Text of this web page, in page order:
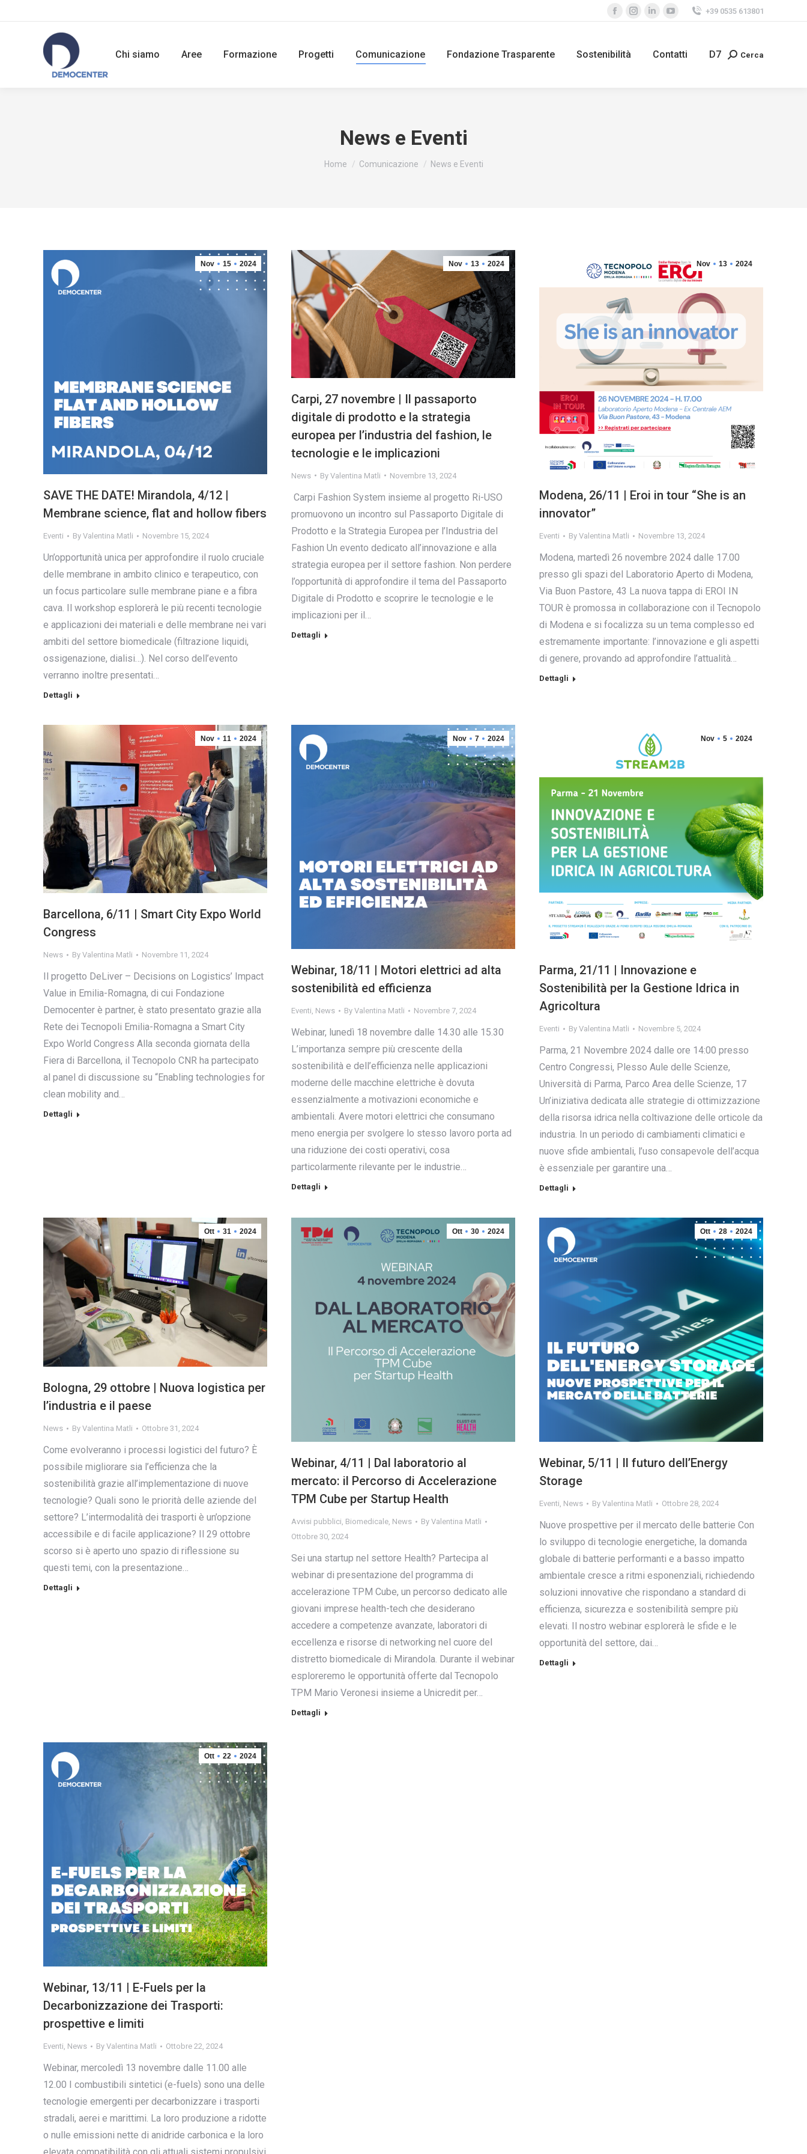
+39 0535 613801
Chi siamo Aree Formazione Progetti Comunicazione Fondazione Trasparente Sostenibilità Contatti D7 Cerca
News e Eventi
You are here:
Home Comunicazione News e Eventi
Nov 15 2024
SAVE THE DATE! Mirandola, 4/12 |
Membrane science, flat and hollow fibers
Eventi By Valentina Matli Novembre 15, 2024
Un’opportunità unica per approfondire il ruolo cruciale
delle membrane in ambito clinico e terapeutico, con
un focus particolare sulle membrane piane e a fibra
cava. Il workshop esplorerà le più recenti tecnologie
e applicazioni dei materiali e delle membrane nei vari
ambiti del settore biomedicale (filtrazione liquidi,
ossigenazione, dialisi…). Nel corso dell’evento
verranno inoltre presentati…
Dettagli
Nov 13 2024
Carpi, 27 novembre | Il passaporto
digitale di prodotto e la strategia
europea per l’industria del fashion, le
tecnologie e le implicazioni
News By Valentina Matli Novembre 13, 2024
Carpi Fashion System insieme al progetto Ri-USO
promuovono un incontro sul Passaporto Digitale di
Prodotto e la Strategia Europea per l’Industria del
Fashion Un evento dedicato all’innovazione e alla
strategia europea per il settore fashion. Non perdere
l’opportunità di approfondire il tema del Passaporto
Digitale di Prodotto e scoprire le tecnologie e le
implicazioni per il…
Dettagli
Nov 13 2024
Modena, 26/11 | Eroi in tour “She is an
innovator”
Eventi By Valentina Matli Novembre 13, 2024
Modena, martedì 26 novembre 2024 dalle 17.00
presso gli spazi del Laboratorio Aperto di Modena,
Via Buon Pastore, 43 La nuova tappa di EROI IN
TOUR è promossa in collaborazione con il Tecnopolo
di Modena e si focalizza su un tema complesso ed
estremamente importante: l’innovazione e gli aspetti
di genere, provando ad approfondire l’attualità…
Dettagli
Nov 11 2024
Barcellona, 6/11 | Smart City Expo World
Congress
News By Valentina Matli Novembre 11, 2024
Il progetto DeLiver – Decisions on Logistics’ Impact
Value in Emilia-Romagna, di cui Fondazione
Democenter è partner, è stato presentato grazie alla
Rete dei Tecnopoli Emilia-Romagna a Smart City
Expo World Congress Alla seconda giornata della
Fiera di Barcellona, il Tecnopolo CNR ha partecipato
al panel di discussione su “Enabling technologies for
clean mobility and…
Dettagli
Nov 7 2024
Webinar, 18/11 | Motori elettrici ad alta
sostenibilità ed efficienza
Eventi, News By Valentina Matli Novembre 7, 2024
Webinar, lunedì 18 novembre dalle 14.30 alle 15.30
L’importanza sempre più crescente della
sostenibilità e dell’efficienza nelle applicazioni
moderne delle macchine elettriche è dovuta
essenzialmente a motivazioni economiche e
ambientali. Avere motori elettrici che consumano
meno energia per svolgere lo stesso lavoro porta ad
una riduzione dei costi operativi, cosa
particolarmente rilevante per le industrie…
Dettagli
Nov 5 2024
Parma, 21/11 | Innovazione e
Sostenibilità per la Gestione Idrica in
Agricoltura
Eventi By Valentina Matli Novembre 5, 2024
Parma, 21 Novembre 2024 dalle ore 14:00 presso
Centro Congressi, Plesso Aule delle Scienze,
Università di Parma, Parco Area delle Scienze, 17
Un’iniziativa dedicata alle strategie di ottimizzazione
della risorsa idrica nella coltivazione delle orticole da
industria. In un periodo di cambiamenti climatici e
nuove sfide ambientali, l’uso consapevole dell’acqua
è essenziale per garantire una…
Dettagli
Ott 31 2024
Bologna, 29 ottobre | Nuova logistica per
l’industria e il paese
News By Valentina Matli Ottobre 31, 2024
Come evolveranno i processi logistici del futuro? È
possibile migliorare sia l’efficienza che la
sostenibilità grazie all’implementazione di nuove
tecnologie? Quali sono le priorità delle aziende del
settore? L’intermodalità dei trasporti è un’opzione
accessibile e di facile applicazione? Il 29 ottobre
scorso si è aperto uno spazio di riflessione su
questi temi, con la presentazione…
Dettagli
Ott 30 2024
Webinar, 4/11 | Dal laboratorio al
mercato: il Percorso di Accelerazione
TPM Cube per Startup Health
Avvisi pubblici, Biomedicale, News By Valentina Matli
Ottobre 30, 2024
Sei una startup nel settore Health? Partecipa al
webinar di presentazione del programma di
accelerazione TPM Cube, un percorso dedicato alle
giovani imprese health-tech che desiderano
accedere a competenze avanzate, laboratori di
eccellenza e risorse di networking nel cuore del
distretto biomedicale di Mirandola. Durante il webinar
esploreremo le opportunità offerte dal Tecnopolo
TPM Mario Veronesi insieme a Unicredit per…
Dettagli
Ott 28 2024
Webinar, 5/11 | Il futuro dell’Energy
Storage
Eventi, News By Valentina Matli Ottobre 28, 2024
Nuove prospettive per il mercato delle batterie Con
lo sviluppo di tecnologie energetiche, la domanda
globale di batterie performanti e a basso impatto
ambientale cresce a ritmi esponenziali, richiedendo
soluzioni innovative che rispondano a standard di
efficienza, sicurezza e sostenibilità sempre più
elevati. Il nostro webinar esplorerà le sfide e le
opportunità del settore, dai…
Dettagli
Ott 22 2024
Webinar, 13/11 | E-Fuels per la
Decarbonizzazione dei Trasporti:
prospettive e limiti
Eventi, News By Valentina Matli Ottobre 22, 2024
Webinar, mercoledì 13 novembre dalle 11.00 alle
12.00 I combustibili sintetici (e-fuels) sono una delle
tecnologie emergenti per decarbonizzare i trasporti
stradali, aerei e marittimi. La loro produzione a ridotte
o nulle emissioni nette di anidride carbonica e la loro